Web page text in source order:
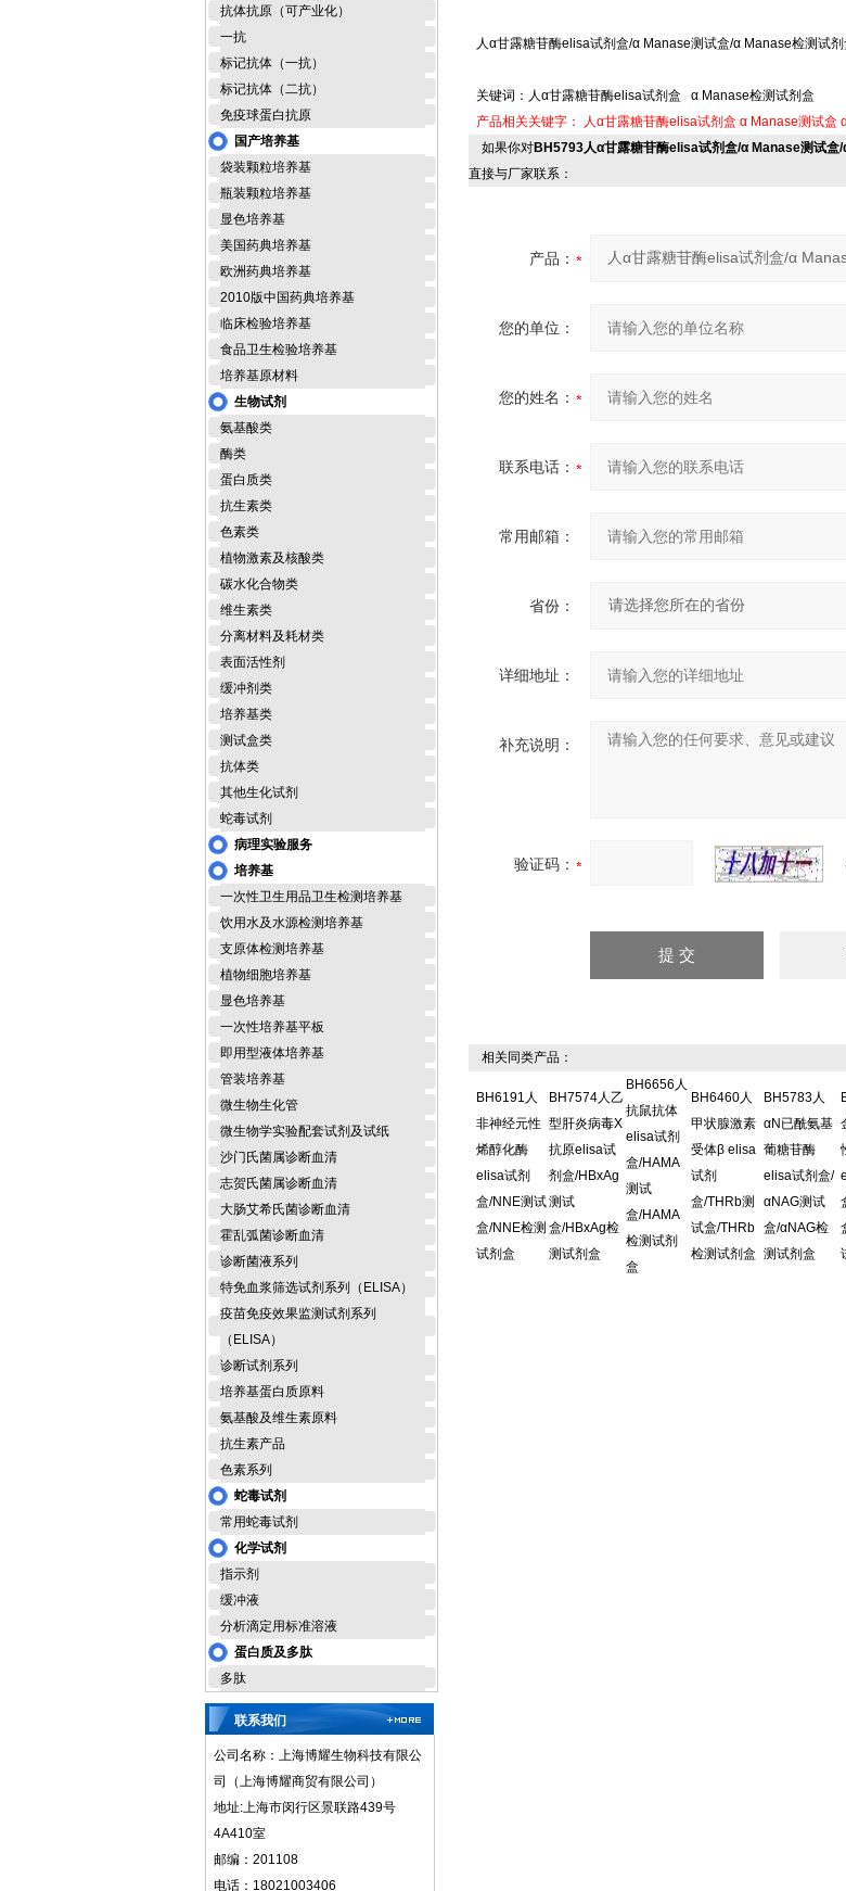
抗体抗原（可产业化）
一抗
标记抗体（一抗）
标记抗体（二抗）
免疫球蛋白抗原
国产培养基
袋装颗粒培养基
瓶装颗粒培养基
显色培养基
美国药典培养基
欧洲药典培养基
2010版中国药典培养基
临床检验培养基
食品卫生检验培养基
培养基原材料
生物试剂
氨基酸类
酶类
蛋白质类
抗生素类
色素类
植物激素及核酸类
碳水化合物类
维生素类
分离材料及耗材类
表面活性剂
缓冲剂类
培养基类
测试盒类
抗体类
其他生化试剂
蛇毒试剂
病理实验服务
培养基
一次性卫生用品卫生检测培养基
饮用水及水源检测培养基
支原体检测培养基
植物细胞培养基
显色培养基
一次性培养基平板
即用型液体培养基
管装培养基
微生物生化管
微生物学实验配套试剂及试纸
沙门氏菌属诊断血清
志贺氏菌属诊断血清
大肠艾希氏菌诊断血清
霍乱弧菌诊断血清
诊断菌液系列
特免血浆筛选试剂系列（ELISA）
疫苗免疫效果监测试剂系列
（ELISA）
诊断试剂系列
培养基蛋白质原料
氨基酸及维生素原料
抗生素产品
色素系列
蛇毒试剂
常用蛇毒试剂
化学试剂
指示剂
缓冲液
分析滴定用标准溶液
蛋白质及多肽
多肽
联系我们
公司名称：上海博耀生物科技有限公
司（上海博耀商贸有限公司）
地址:上海市闵行区景联路439号
4A410室
邮编：201108
电话：18021003406
人α甘露糖苷酶elisa试剂盒/α Manase测试盒/α Manase检测试
关键词：人α甘露糖苷酶elisa试剂盒 α Manase检测试剂盒
产品相关关键字：
人α甘露糖苷酶elisa试剂盒 α Manase测试盒
如果你对BH5793人α甘露糖苷酶elisa试剂盒/α Manase测试盒
直接与厂家联系：
产品：
您的单位：
您的姓名：
联系电话：
常用邮箱：
省份：
详细地址：
补充说明：
验证码：
相关同类产品：
BH6191人
非神经元性
烯醇化酶
elisa试剂
盒/NNE测试
盒/NNE检测
试剂盒
BH7574人乙
型肝炎病毒X
抗原elisa试
剂盒/HBxAg
测试
盒/HBxAg检
测试剂盒
BH6656人
抗鼠抗体
elisa试剂
盒/HAMA
测试
盒/HAMA
检测试剂
盒
BH6460人
甲状腺激素
受体β elisa
试剂
盒/THRb测
试盒/THRb
检测试剂盒
BH5783人
αN已酰氨基
葡糖苷酶
elisa试剂盒/
αNAG测试
盒/αNAG检
测试剂盒